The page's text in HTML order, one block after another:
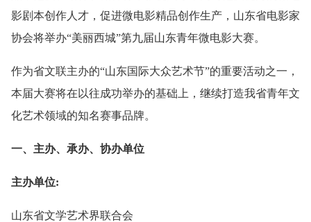
影剧本创作人才，促进微电影精品创作生产，山东省电影家
协会将举办“美丽西城”第九届山东青年微电影大赛。
作为省文联主办的“山东国际大众艺术节”的重要活动之一，
本届大赛将在以往成功举办的基础上，继续打造我省青年文
化艺术领域的知名赛事品牌。
一、主办、承办、协办单位
主办单位:
山东省文学艺术界联合会